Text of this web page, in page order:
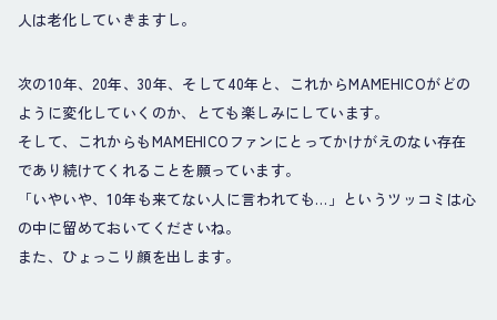
人は老化していきますし。
次の10年、20年、30年、そして40年と、これからMAMEHICOがどの
ように変化していくのか、とても楽しみにしています。
そして、これからもMAMEHICOファンにとってかけがえのない存在
であり続けてくれることを願っています。
「いやいや、10年も来てない人に言われても…」というツッコミは心
の中に留めておいてくださいね。
また、ひょっこり顔を出します。